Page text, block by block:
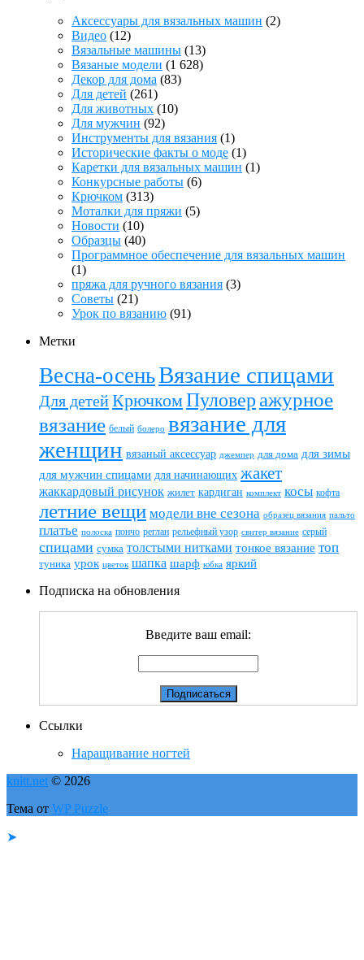
Аксессуары для вязальных машин (2)
Видео (12)
Вязальные машины (13)
Вязаные модели (1 628)
Декор для дома (83)
Для детей (261)
Для животных (10)
Для мужчин (92)
Инструменты для вязания (1)
Исторические факты о моде (1)
Каретки для вязальных машин (1)
Конкурсные работы (6)
Крючком (313)
Моталки для пряжи (5)
Новости (10)
Образцы (40)
Программное обеспечение для вязальных машин
(1)
пряжа для ручного вязания (3)
Советы (21)
Урок по вязанию (91)
Метки
Весна-осеньВязание спицами
Для детейКрючкомПуловер ажурное
вязание белый болеро вязание для
женщин вязаный аксессуар джемпер для дома для зимы
для мужчин спицами для начинающих жакет
жаккардовый рисунок жилет кардиган комплект косы кофта
летние вещи модели вне сезона образец вязания пальто
платье полоска пончо реглан рельефный узор свитер вязание серый
спицами сумка толстыми нитками тонкое вязание топ
туника урок цветок шапка шарф юбка яркий
Подписка на обновления
Введите ваш email:
Ссылки
Наращивание ногтей
knitt.net © 2026
Тема от WP Puzzle
➤